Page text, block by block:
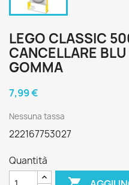
LEGO CLASSIC
CANCELLARE
GOMMA
7,99 €
Nessuna tassa
222167753027
Quantità